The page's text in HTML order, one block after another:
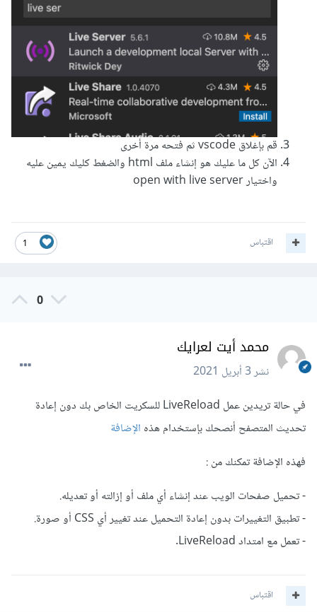
قم بإغلاق vscode ثم فتحه مرة أخرى
الآن كل ما عليك هو إنشاء ملف html والضغط كليك يمين عليه
واختيار open with live server
1 اقتباس
0
محمد أيت لعرايك
نشر3 أبريل 2021
في حالة تريدين عمل LiveReload للسكريت الخاص بك دون إعادة
تحديث المتصفح أنصحك بإستخدام هذه الإضافة
فهذه الإضافة تمكنك من :
- تحميل صفحات الويب عند إنشاء أي ملف أو إزالته أو تعديله.
- تطبيق التغييرات بدون إعادة التحميل عند تغيير أي CSS أو صورة.
- تعمل مع امتداد LiveReload.
اقتباس